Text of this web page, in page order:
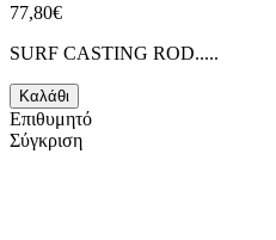
77,80€
SURF CASTING ROD.....
Καλάθι
Επιθυμητό
Σύγκριση